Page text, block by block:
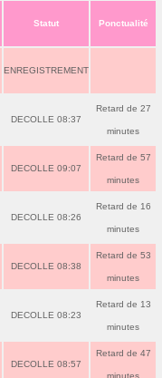
Statut Ponctualité
ENREGISTREMENT
DECOLLE 08:37
Retard de 27
minutes
DECOLLE 09:07
Retard de 57
minutes
DECOLLE 08:26
Retard de 16
minutes
DECOLLE 08:38
Retard de 53
minutes
DECOLLE 08:23
Retard de 13
minutes
DECOLLE 08:57
Retard de 47
minutes